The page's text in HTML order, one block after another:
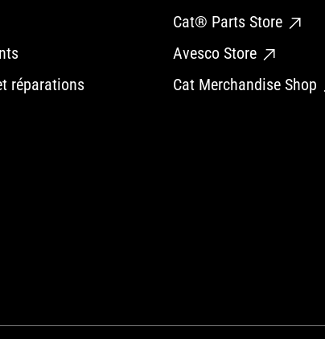
réparations
Cat® Parts Store
Avesco Store
Cat Merchandise Shop